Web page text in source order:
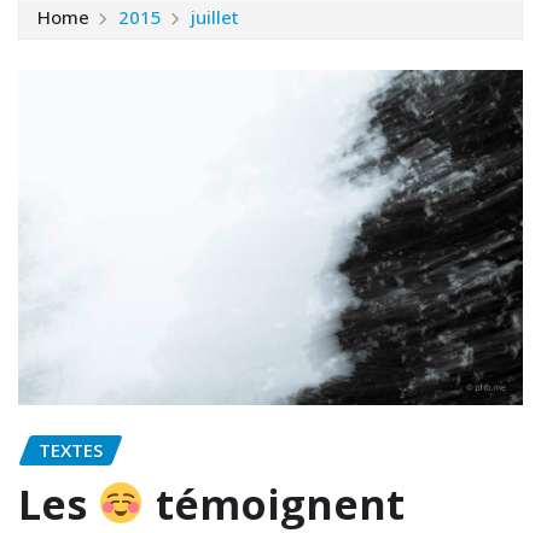
Home 2015 juillet
TEXTES
Les témoignent